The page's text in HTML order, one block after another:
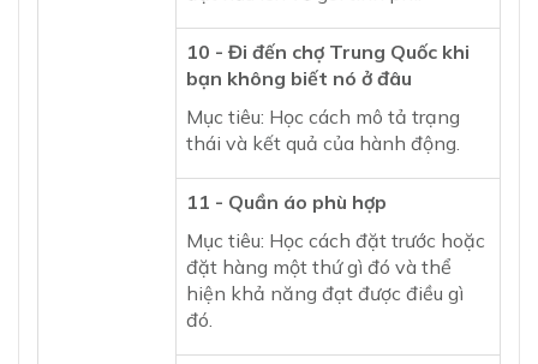
10 - Đi đến chợ Trung Quốc khi
bạn không biết nó ở đâu
Mục tiêu: Học cách mô tả trạng
thái và kết quả của hành động.
11 - Quần áo phù hợp
Mục tiêu: Học cách đặt trước hoặc
đặt hàng một thứ gì đó và thể
hiện khả năng đạt được điều gì
đó.